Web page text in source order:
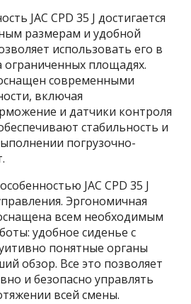
JAC CPD 35 J достигается
размерам и удобной
использовать его в
ограниченных площадях.
современными
включая
и датчики контроля
стабильность и
погрузочно-
JAC CPD 35 J
Эргономичная
всем необходимым
удобное сиденье с
понятные органы
обзор. Все это позволяет
и безопасно управлять
всей смены.